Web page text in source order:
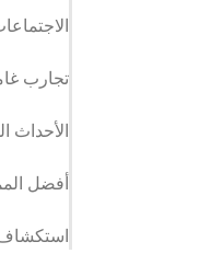
تجارب
الأحداث
أفضل
استكشاف